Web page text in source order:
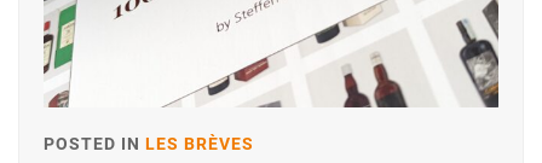
POSTED IN LES BRÈVES